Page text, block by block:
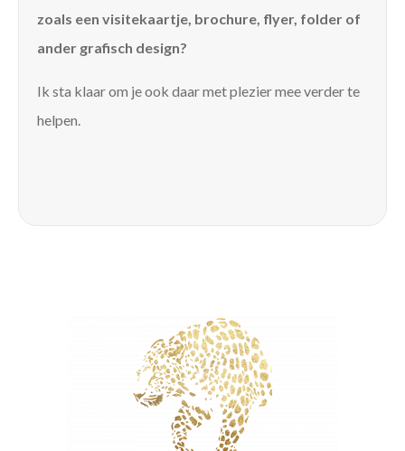
zoals een visitekaartje, brochure, flyer, folder of
ander grafisch design?
Ik sta klaar om je ook daar met plezier mee verder te
helpen.